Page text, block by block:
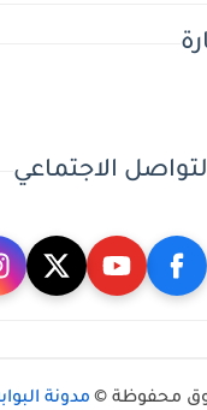
الاجتماعي
محفوظة © مدونة